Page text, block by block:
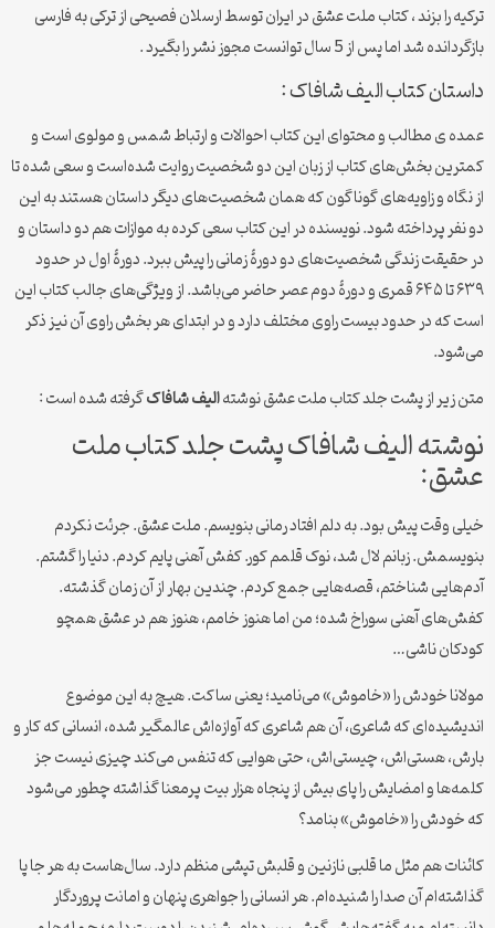
ترکیه را بزند ، کتاب ملت عشق در ایران توسط ارسلان فصیحی از ترکی به فارسی
بازگردانده شد اما پس از 5 سال توانست مجوز نشر را بگیرد .
داستان کتاب الیف شافاک :
عمده ی مطالب و محتوای این کتاب احوالات و ارتباط شمس و مولوی است و
کمترین بخش‌های کتاب از زبان این دو شخصیت روایت شده‌است و سعی شده تا
از نگاه و زاویه‌های گوناگون که همان شخصیت‌های دیگر داستان هستند به این
دو نفر پرداخته شود. نویسنده در این کتاب سعی کرده به موازات هم دو داستان و
در حقیقت زندگی شخصیت‌های دو دورهٔ زمانی را پیش ببرد. دورهٔ اول در حدود
۶۳۹ تا ۶۴۵ قمری و دورهٔ دوم عصر حاضر می‌باشد. از ویژگی‌های جالب کتاب این
است که در حدود بیست راوی مختلف دارد و در ابتدای هر بخش راوی آن نیز ذکر
می‌شود.
متن زیر از پشت جلد کتاب ملت عشق نوشتهالیف شافاکگرفته شده است :
نوشته الیف شافاک پشت جلد کتاب ملت
عشق:
خیلی وقت پیش بود. به دلم افتاد رمانی بنویسم. ملت عشق. جرئت نکردم
بنویسمش. زبانم لال شد، نوک قلمم کور. کفش آهنی پایم کردم. دنیا را گشتم.
آدم‌هایی شناختم، قصه‌هایی جمع کردم. چندین بهار از آن زمان گذشته.
کفش‌های آهنی سوراخ شده؛ من اما هنوز خامم، هنوز هم در عشق همچو
کودکان ناشی…
مولانا خودش را «خاموش» می‌نامید؛ یعنی ساکت. هیچ به این موضوع
اندیشیده‌ای که شاعری، آن هم شاعری که آوازه‌اش عالمگیر شده، انسانی که کار و
بارش، هستی‌اش، چیستی‌اش، حتی هوایی که تنفس می‌کند چیزی نیست جز
کلمه‌ها و امضایش را پای بیش از پنجاه هزار بیت پرمعنا گذاشته چطور می‌شود
که خودش را «خاموش» بنامد؟
کائنات هم مثل ما قلبی نازنین و قلبش تپشی منظم دارد. سال‌هاست به هر جا پا
گذاشته‌ام آن صدا را شنیده‌ام. هر انسانی را جواهری پنهان و امانت پروردگار